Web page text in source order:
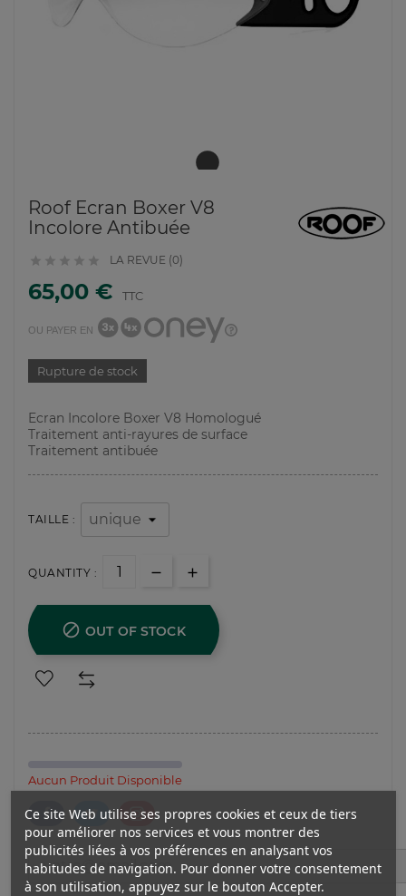
Roof Ecran Boxer V8
Incolore Antibuée
     LA REVUE (0)
65,00 € TTC
OU PAYER EN
Rupture de stock
Ecran Incolore Boxer V8 Homologué
Traitement anti-rayures de surface
Traitement antibuée
TAILLE :
QUANTITY :
 OUT OF STOCK
Aucun Produit Disponible
Ce site Web utilise ses propres cookies et ceux de tiers
pour améliorer nos services et vous montrer des
publicités liées à vos préférences en analysant vos
habitudes de navigation. Pour donner votre consentement
à son utilisation, appuyez sur le bouton Accepter.